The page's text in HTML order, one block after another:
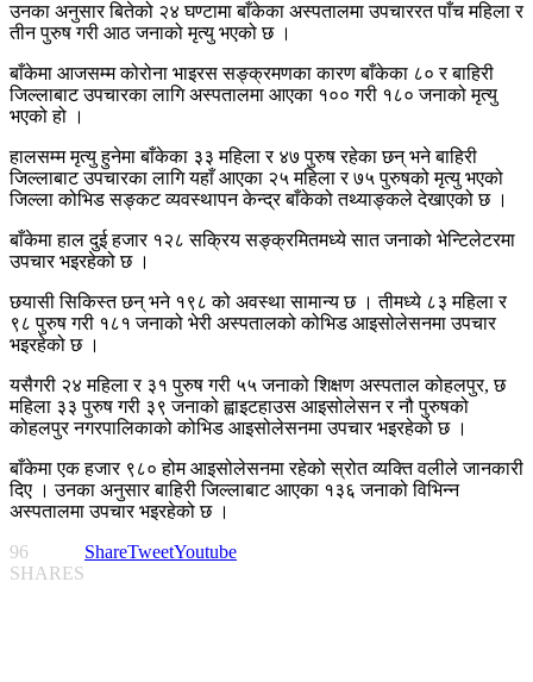
उनका अनुसार बितेको २४ घण्टामा बाँकेका अस्पतालमा उपचाररत पाँच महिला र
तीन पुरुष गरी आठ जनाको मृत्यु भएको छ ।
बाँकेमा आजसम्म कोरोना भाइरस सङ्क्रमणका कारण बाँकेका ८० र बाहिरी
जिल्लाबाट उपचारका लागि अस्पतालमा आएका १०० गरी १८० जनाको मृत्यु
भएको हो ।
हालसम्म मृत्यु हुनेमा बाँकेका ३३ महिला र ४७ पुरुष रहेका छन् भने बाहिरी
जिल्लाबाट उपचारका लागि यहाँ आएका २५ महिला र ७५ पुरुषको मृत्यु भएको
जिल्ला कोभिड सङ्कट व्यवस्थापन केन्द्र बाँकेको तथ्याङ्कले देखाएको छ ।
बाँकेमा हाल दुई हजार १२८ सक्रिय सङ्क्रमितमध्ये सात जनाको भेन्टिलेटरमा
उपचार भइरहेको छ ।
छयासी सिकिस्त छन् भने १९८ को अवस्था सामान्य छ । तीमध्ये ८३ महिला र
९८ पुरुष गरी १८१ जनाको भेरी अस्पतालको कोभिड आइसोलेसनमा उपचार
भइरहेको छ ।
यसैगरी २४ महिला र ३१ पुरुष गरी ५५ जनाको शिक्षण अस्पताल कोहलपुर, छ
महिला ३३ पुरुष गरी ३९ जनाको ह्वाइटहाउस आइसोलेसन र नौ पुरुषको
कोहलपुर नगरपालिकाको कोभिड आइसोलेसनमा उपचार भइरहेको छ ।
बाँकेमा एक हजार ९८० होम आइसोलेसनमा रहेको स्रोत व्यक्ति वलीले जानकारी
दिए । उनका अनुसार बाहिरी जिल्लाबाट आएका १३६ जनाको विभिन्न
अस्पतालमा उपचार भइरहेको छ ।
96
SHARES
ShareTweetYoutube